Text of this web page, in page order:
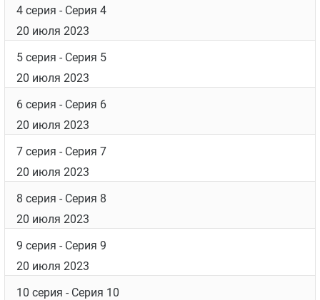
4 серия - Серия 4
20 июля 2023
5 серия - Серия 5
20 июля 2023
6 серия - Серия 6
20 июля 2023
7 серия - Серия 7
20 июля 2023
8 серия - Серия 8
20 июля 2023
9 серия - Серия 9
20 июля 2023
10 серия - Серия 10